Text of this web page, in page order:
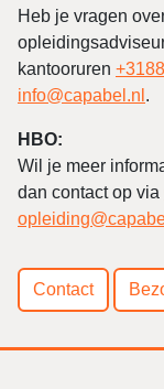
Heb je vragen
kantooruren
info@capabel.nl .
HBO:
Wil je meer
dan contact op via
Contact